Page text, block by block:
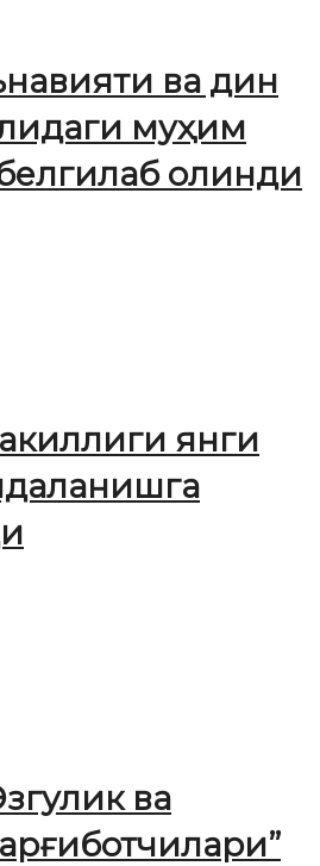
ва дин
муҳим
олинди
янги
ва